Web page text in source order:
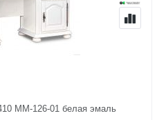
ММ-126-01 белая эмаль